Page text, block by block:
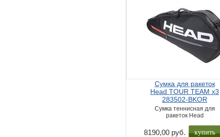
Сумка для ракеток
Head TOUR TEAM x3
283502-BKOR
Сумка теннисная для
ракеток Head
8190,00 руб. купить